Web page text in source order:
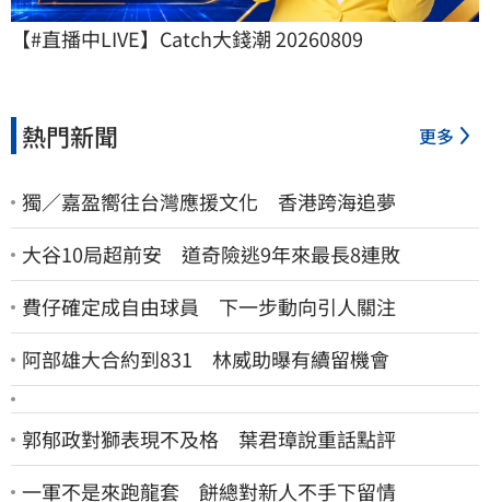
【#直播中LIVE】Catch大錢潮 20260809
熱門新聞 更多
獨／嘉盈嚮往台灣應援文化 香港跨海追夢
大谷10局超前安 道奇險逃9年來最長8連敗
費仔確定成自由球員 下一步動向引人關注
阿部雄大合約到831 林威助曝有續留機會
郭郁政對獅表現不及格 葉君璋說重話點評
一軍不是來跑龍套 餅總對新人不手下留情